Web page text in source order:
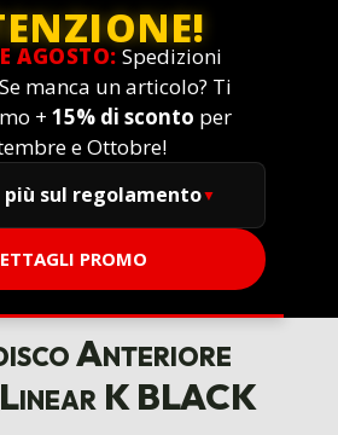
AGOSTO: Spedizioni
manca un articolo? Ti
+ 15% di sconto per
e Ottobre!
più sul regolamento
PROMO
Anteriore
K BLACK